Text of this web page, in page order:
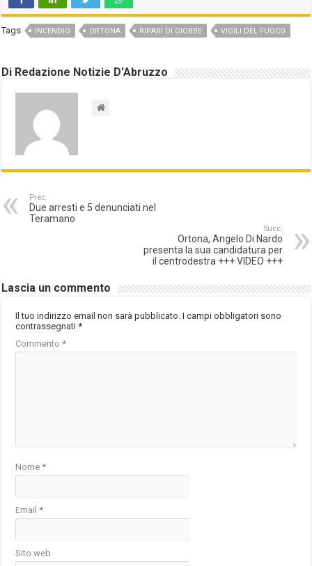
Tags INCENDIO ORTONA RIPARI DI GIOBBE VIGILI DEL FUOCO
Di Redazione Notizie D'Abruzzo
Prec.
Due arresti e 5 denunciati nel
Teramano
Succ.
Ortona, Angelo Di Nardo
presenta la sua candidatura per
il centrodestra +++ VIDEO +++
Lascia un commento
Il tuo indirizzo email non sarà pubblicato. I campi obbligatori sono
contrassegnati*
Commento*
Nome*
Email*
Sito web